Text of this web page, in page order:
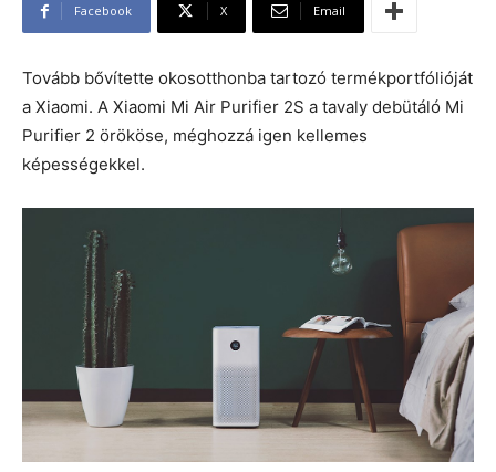
Facebook X Email
Tovább bővítette okosotthonba tartozó termékportfólióját
a Xiaomi. A Xiaomi Mi Air Purifier 2S a tavaly debütáló Mi
Purifier 2 örököse, méghozzá igen kellemes
képességekkel.